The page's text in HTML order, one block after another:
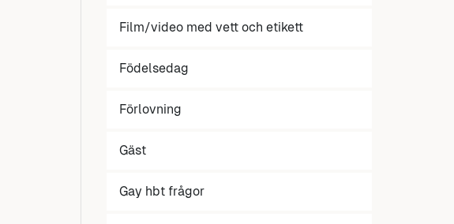
Film/video med vett och etikett
Födelsedag
Förlovning
Gäst
Gay hbt frågor